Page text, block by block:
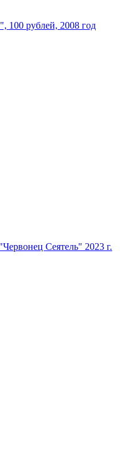
100 рублей, 2008 год
Сеятель" 2023 г.